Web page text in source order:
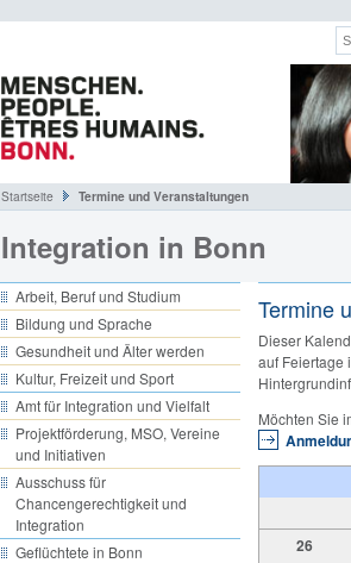
Startseite Termine und Veranstaltungen
Integration in Bonn
Arbeit, Beruf und Studium
Bildung und Sprache
Gesundheit und Älter werden
Kultur, Freizeit und Sport
Amt für Integration und Vielfalt
Projektförderung, MSO, Vereine
und Initiativen
Ausschuss für
Chancengerechtigkeit und
Integration
Geflüchtete in Bonn
Termine
Dieser
auf Feiertage
Möchten Sie
26